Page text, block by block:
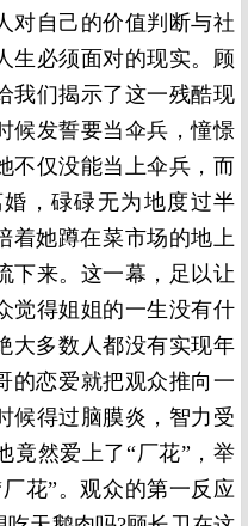
对自己的价值判断与社
生必须面对的现实。顾
我们揭示了这一残酷现
候发誓要当伞兵，憧憬
不仅没能当上伞兵，而
，碌碌无为地度过半
着她蹲在菜市场的地上
下来。这一幕，足以让
觉得姐姐的一生没有什
多数人都没有实现年
恋爱就把观众推向一
候得过脑膜炎，智力受
竟然爱上了“厂花”，举
花”。观众的第一反应